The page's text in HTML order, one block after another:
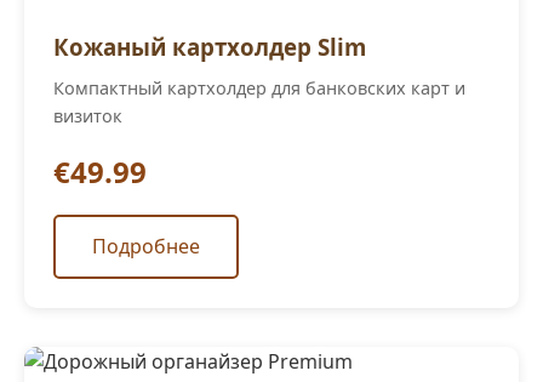
Кожаный картхолдер Slim
Компактный картхолдер для банковских карт и
визиток
€49.99
Подробнее